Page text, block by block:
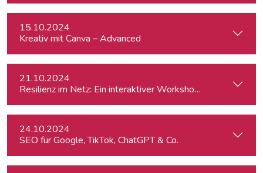
15.10.2024
Kreativ mit Canva – Advanced
21.10.2024
Resilienz im Netz: Ein interaktiver Workshop im Umgang
24.10.2024
SEO für Google, TikTok, ChatGPT & Co.